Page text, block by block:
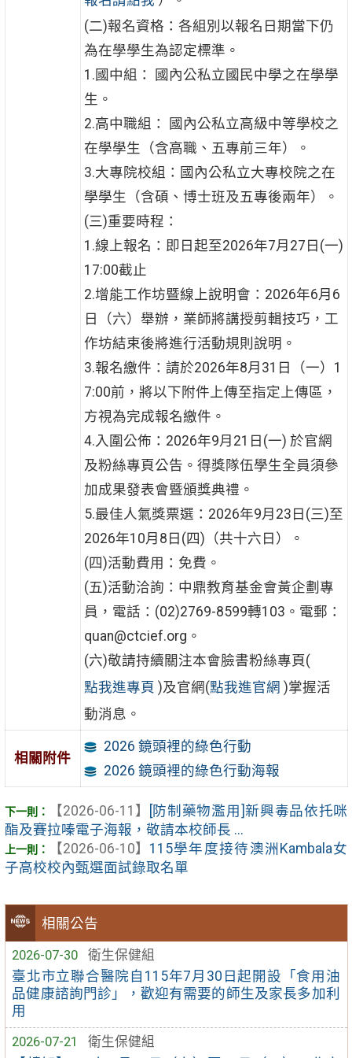
相關公告
2026-07-30
衛生保健組
臺北市立聯合醫院自115年7月30日起開設「食用油
品健康諮詢門診」，歡迎有需要的師生及家長多加利
用
2026-07-21
衛生保健組
(二)報名資格：各組別以報名日期當下仍
為在學學生為認定標準。
1.國中組： 國內公私立國民中學之在學學
生。
2.高中職組： 國內公私立高級中等學校之
在學學生（含高職、五專前三年）。
3.大專院校組：國內公私立大專校院之在
學學生（含碩、博士班及五專後兩年）。
(三)重要時程：
1.線上報名：即日起至2026年7月27日(一)
17:00截止
2.增能工作坊暨線上說明會：2026年6月6
日（六）舉辦，業師將講授剪輯技巧，工
作坊結束後將進行活動規則說明。
3.報名繳件：請於2026年8月31日（一）1
7:00前，將以下附件上傳至指定上傳區，
方視為完成報名繳件。
4.入圍公佈：2026年9月21日(一) 於官網
及粉絲專頁公告。得獎隊伍學生全員須參
加成果發表會暨頒獎典禮。
5.最佳人氣獎票選：2026年9月23日(三)至
2026年10月8日(四)（共十六日）。
(四)活動費用：免費。
(五)活動洽詢：中鼎教育基金會黃企劃專
員，電話：(02)2769-8599轉103。電郵：
quan@ctcief.org。
(六)敬請持續關注本會臉書粉絲專頁(
點我進專頁 )及官網(點我進官網 )掌握活
動消息。
相關附件
2026 鏡頭裡的綠色行動
2026 鏡頭裡的綠色行動海報
【2026-06-11】
[防制藥物濫用]新興毒品依托咪
酯及賽拉嗪電子海報，敬請本校師長 ...
【2026-06-10】 115學年度接待澳洲Kambala女
子高校校內甄選面試錄取名單